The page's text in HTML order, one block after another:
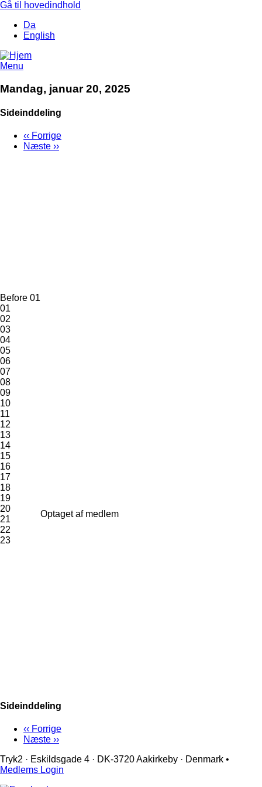
Gå til hovedindhold
Da
English
Menu
Mandag, januar 20, 2025
Sideinddeling
‹‹ Forrige
Næste ››
Before 01
01
02
03
04
05
06
07
08
09
10
11
12
13
14
15
16
17
18
19
20
21
22
23
Optaget af medlem
Sideinddeling
‹‹ Forrige
Næste ››
Tryk2 · Eskildsgade 4 ­· DK-3720 Aakirkeby · Denmark •
Medlems Login